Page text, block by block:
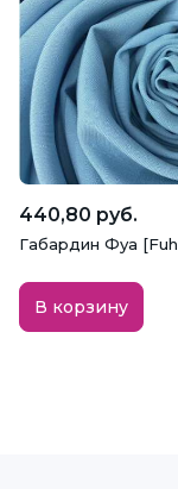
440,80 руб.
Габардин Фуа
В корзину